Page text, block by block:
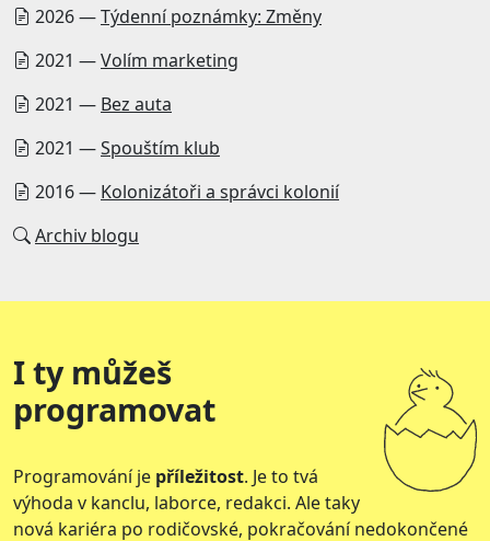
2026 —Týdenní poznámky: Změny
2021 —Volím marketing
2021 — Bez auta
2021 —Spouštím klub
2016 — Kolonizátoři a správci kolonií
Archiv blogu
I ty můžeš
programovat
Programování je příležitost. Je to tvá
výhoda v kanclu, laborce, redakci. Ale taky
nová kariéra po rodičovské, pokračování nedokončené